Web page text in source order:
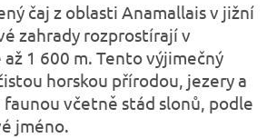
čaj z oblasti Anamallais v jižní
zahrady rozprostírají v
až 1 600 m. Tento výjimečný
horskou přírodou, jezery a
včetně stád slonů, podle
jméno.